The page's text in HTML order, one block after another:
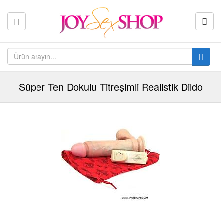
Süper Ten Dokulu Titreşimli Realistik Dildo